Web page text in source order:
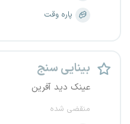
پاره وقت
بینایی سنج
عینک دید آفرین
منقضی شده